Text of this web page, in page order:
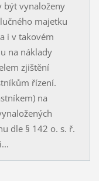
být vynaloženy
majetku
i v takovém
na náklady
zjištění
řízení.
na
dle § 142 o. s. ř.